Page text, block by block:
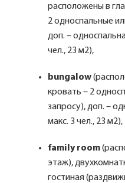
расположены в
2 односпальные
доп. –
чел., 23 м2),
bungalow
кровать – 2
запросу), доп. –
макс. 3 чел., 23 м2),
family room
этаж),
гостиная